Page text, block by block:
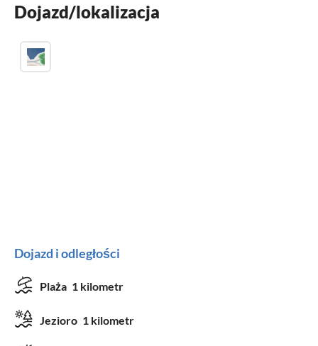
łóżeczko dziecięce
Dojazd/lokalizacja
Dojazd i odległości
Plaża 1 kilometr
Jezioro 1 kilometr